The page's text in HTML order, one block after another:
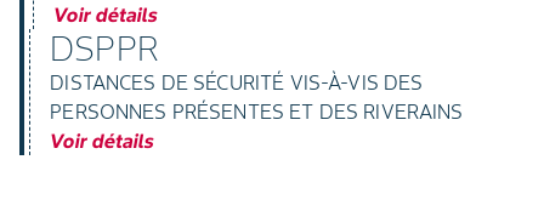
Voir détails
DSPPR
DISTANCES DE SÉCURITÉ VIS-À-VIS DES
PERSONNES PRÉSENTES ET DES RIVERAINS
Voir détails